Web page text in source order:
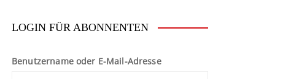
LOGIN FÜR ABONNENTEN
Benutzername oder E-Mail-Adresse